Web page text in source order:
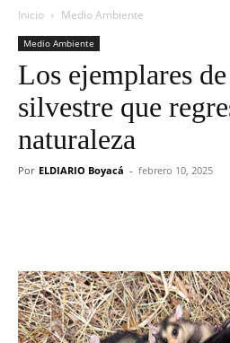
Inicio Medio Ambiente
Medio Ambiente
Los ejemplares
silvestre que
naturaleza
Por ELDIARIO Boyacá - febrero 10, 2025